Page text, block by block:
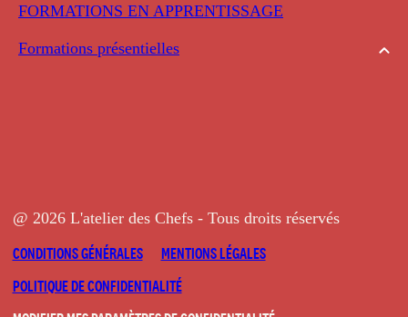
FORMATIONS EN APPRENTISSAGE
Formations présentielles
@ 2026 L'atelier des Chefs - Tous droits réservés
CONDITIONS GÉNÉRALES
MENTIONS LÉGALES
POLITIQUE DE CONFIDENTIALITÉ